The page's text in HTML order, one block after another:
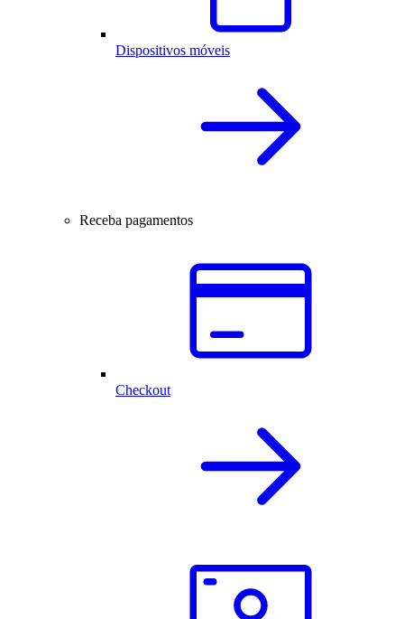
Dispositivos móveis
Receba pagamentos
Checkout